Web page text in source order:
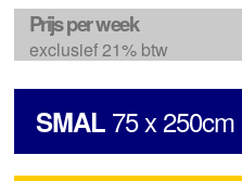
Prijs per week
exclusief 21% btw
SMAL 75 x 250cm